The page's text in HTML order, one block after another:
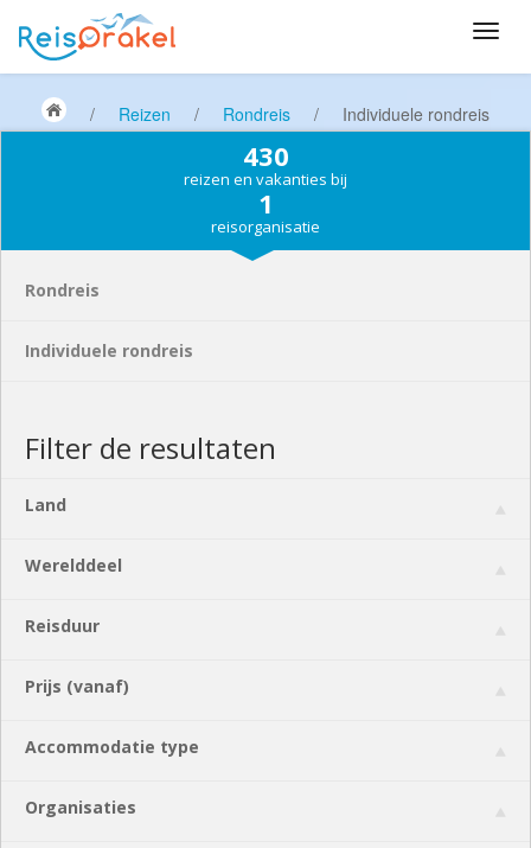
/ Reizen / Rondreis / Individuele rondreis
430
reizen en vakanties bij
1
reisorganisatie
Rondreis
Individuele rondreis
Filter de resultaten
Land
Werelddeel
Reisduur
Prijs (vanaf)
Accommodatie type
Organisaties